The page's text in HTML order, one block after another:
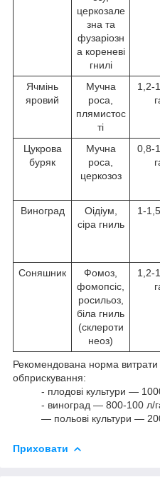
церкозале
зна та
фузаріозн
а кореневі
гнилі
Ячмінь
яровий
Мучна
роса,
плямистос
ті
1,2-
Цукрова
буряк
Мучна
роса,
церкозоз
0,8-
Виноград
Оідіум,
сіра гниль
1-
Соняшник
Фомоз,
фомопсіс,
росильоз,
біла гниль
(склероти
неоз)
1,2-
Рекомендована норма витрати
обприскування:
- плодові культури —
- виноград — 800-100 л/
— польові культури —
Приховати